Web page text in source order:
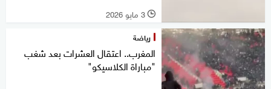
l 3 مايو 2026
رياضة
المغرب.. اعتقال العشرات بعد شغب
"مباراة الكلاسيكو"